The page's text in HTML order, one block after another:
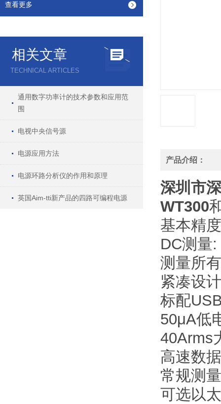
查看更多
相关文章
TECHNICAL ARTICLES
通用数字功率计的技术参数和应用范
围
电视中央信号源
电源应用方法
电源环路分析仪的作用和原理
英国Aim-tti新产品的四路可编程电源
产品介绍：
深圳市
WT300
基本精
DC测量
测量所
紧凑设
标配
50μA低
40Arms
高速数
常规测
可选以